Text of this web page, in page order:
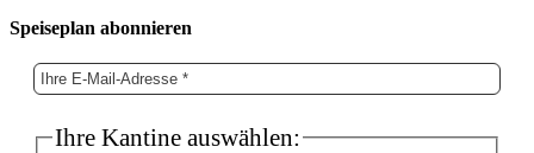
Speiseplan abonnieren
Ihre Kantine auswählen: